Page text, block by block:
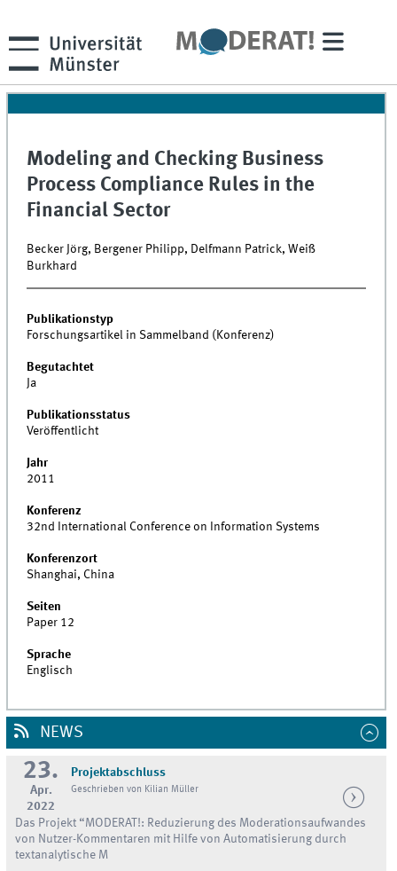
Modeling and Checking Business
Process Compliance Rules in the
Financial Sector
Becker Jörg, Bergener Philipp, Delfmann Patrick, Weiß
Burkhard
Publikationstyp
Forschungsartikel in Sammelband (Konferenz)
Begutachtet
Ja
Publikationsstatus
Veröffentlicht
Jahr
2011
Konferenz
32nd International Conference on Information Systems
Konferenzort
Shanghai, China
Seiten
Paper 12
Sprache
Englisch
NEWS
23.
Apr.
2022
Projektabschluss
Geschrieben von Kilian Müller
Das Projekt “MODERAT!: Reduzierung des Moderationsaufwandes
von Nutzer-Kommentaren mit Hilfe von Automatisierung durch
textanalytische M